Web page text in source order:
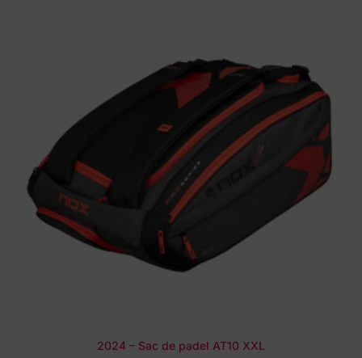
2024 – Sac de padel AT10 XXL